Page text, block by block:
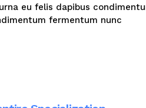
eu felis dapibus
fermentum nunc